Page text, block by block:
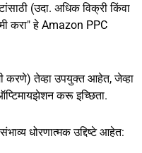
(उदा. अधिक विक्री किंवा
करा" हे Amazon PPC
तेव्हा उपयुक्त आहेत, जेव्हा
करू इच्छिता.
धोरणात्मक उद्दिष्टे आहेत: